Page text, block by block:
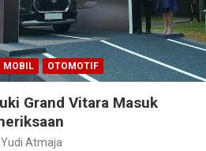
MOBIL OTOMOTIF
Grand Vitara Masuk
Yudi Atmaja